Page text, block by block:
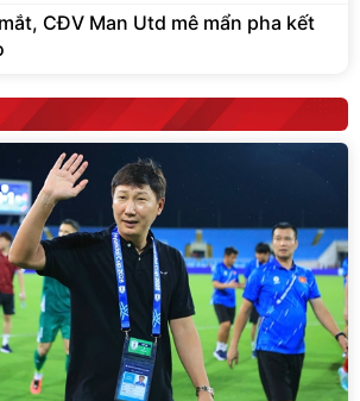
CĐV Man Utd mê mẩn pha kết